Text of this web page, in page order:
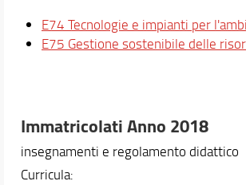
E74 Tecnologie e impianti per
E75 Gestione sostenibile delle
Immatricolati Anno 2018
insegnamenti e regolamento didattico
Curricula: